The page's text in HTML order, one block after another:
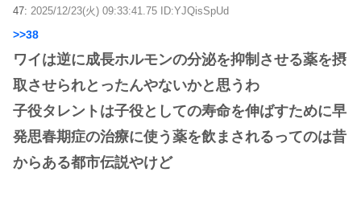
47: 2025/12/23(火) 09:33:41.75 ID:YJQisSpUd
>>38
ワイは逆に成長ホルモンの分泌を抑制させる薬を摂
取させられとったんやないかと思うわ
子役タレントは子役としての寿命を伸ばすために早
発思春期症の治療に使う薬を飲まされるってのは昔
からある都市伝説やけど